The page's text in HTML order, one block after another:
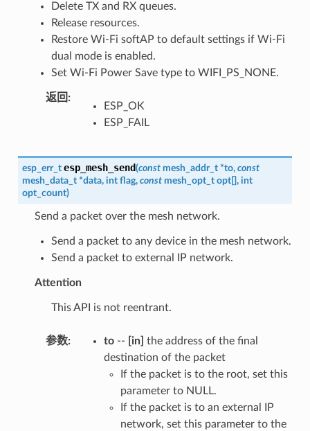
Delete TX and RX queues.
Release resources.
Restore Wi-Fi softAP to default settings if Wi-Fi
dual mode is enabled.
Set Wi-Fi Power Save type to WIFI_PS_NONE.
返回 :
ESP_OK
ESP_FAIL
esp_err_t esp_mesh_send(const mesh_addr_t *to, const
mesh_data_t *data, int flag, const mesh_opt_t opt[], int
opt_count)
Send a packet over the mesh network.
Send a packet to any device in the mesh network.
Send a packet to external IP network.
Attention
This API is not reentrant.
参数: to-- [in] the address of the final
destination of the packet
If the packet is to the root, set this
parameter to NULL.
If the packet is to an external IP
network, set this parameter to the